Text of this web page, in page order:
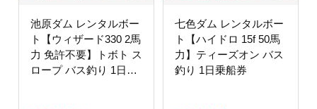
池原ダム レンタルボー
ト【ウィザード330 2馬
力 免許不要】トボト ス
ロープ バス釣り 1日乗
七色ダム レンタルボー
ト【ハイドロ 15f 50馬
力】ティーズオン バス
釣り 1日乗船券